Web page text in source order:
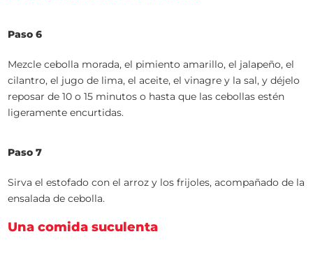
Paso 6
Mezcle cebolla morada, el pimiento amarillo, el jalapeño, el
cilantro, el jugo de lima, el aceite, el vinagre y la sal, y déjelo
reposar de 10 o 15 minutos o hasta que las cebollas estén
ligeramente encurtidas.
Paso 7
Sirva el estofado con el arroz y los frijoles, acompañado de la
ensalada de cebolla.
Una comida suculenta